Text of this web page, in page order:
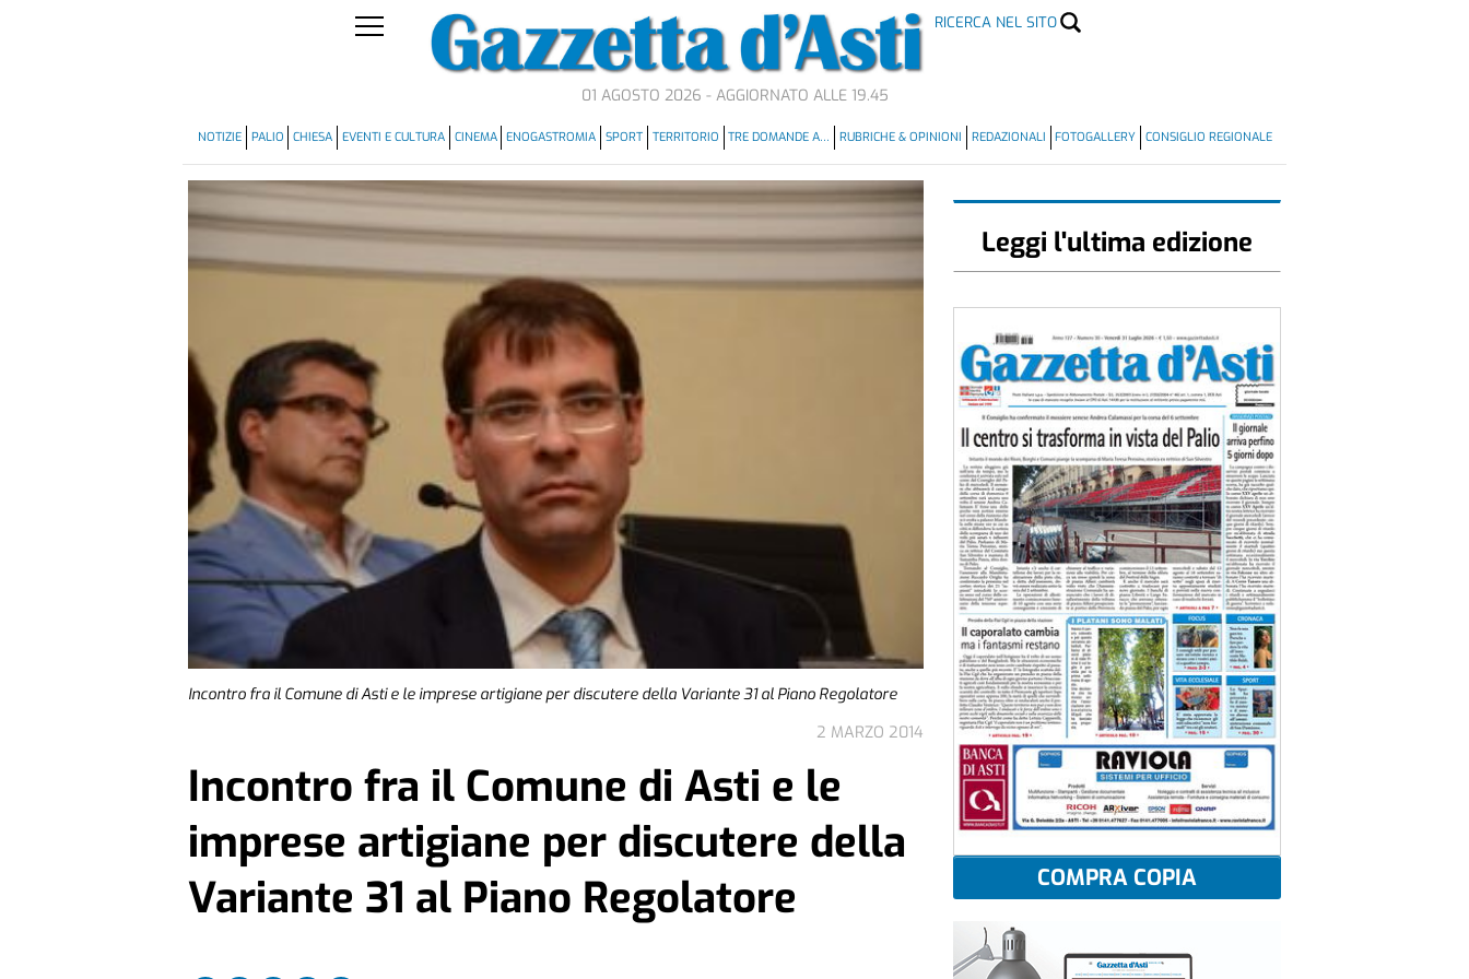
RICERCA NEL SITO
01 AGOSTO 2026 - AGGIORNATO ALLE 19.45
NOTIZIE PALIO CHIESA EVENTI E CULTURA CINEMA ENOGASTROMIA SPORT TERRITORIO TRE DOMANDE A… RUBRICHE & OPINIONI REDAZIONALI FOTOGALLERY CONSIGLIO REGIONALE
Incontro fra il Comune di Asti e le imprese artigiane per discutere della Variante 31 al Piano Regolatore
2 MARZO 2014
Incontro fra il Comune di Asti e le
imprese artigiane per discutere della
Variante 31 al Piano Regolatore
Leggi l'ultima edizione
COMPRA COPIA